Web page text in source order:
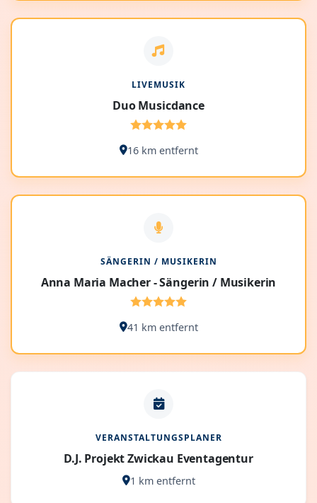
LIVEMUSIK
Duo Musicdance
16 km entfernt
SÄNGERIN / MUSIKERIN
Anna Maria Macher - Sängerin / Musikerin
41 km entfernt
VERANSTALTUNGSPLANER
D.J. Projekt Zwickau Eventagentur
1 km entfernt